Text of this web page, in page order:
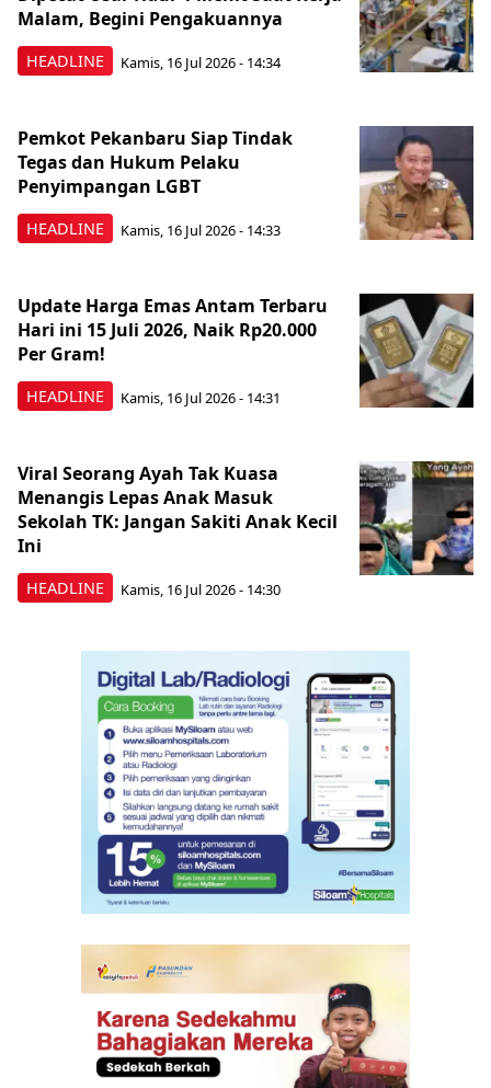
HEADLINE
Malam, Begini Pengakuannya
Kamis, 16 Jul 2026 - 14:34
HEADLINE
Pemkot Pekanbaru Siap Tindak
Tegas dan Hukum Pelaku
Penyimpangan LGBT
Kamis, 16 Jul 2026 - 14:33
HEADLINE
Update Harga Emas Antam Terbaru
Hari ini 15 Juli 2026, Naik Rp20.000
Per Gram!
Kamis, 16 Jul 2026 - 14:31
HEADLINE
Viral Seorang Ayah Tak Kuasa
Menangis Lepas Anak Masuk
Sekolah TK: Jangan Sakiti Anak Kecil
Ini
Kamis, 16 Jul 2026 - 14:30